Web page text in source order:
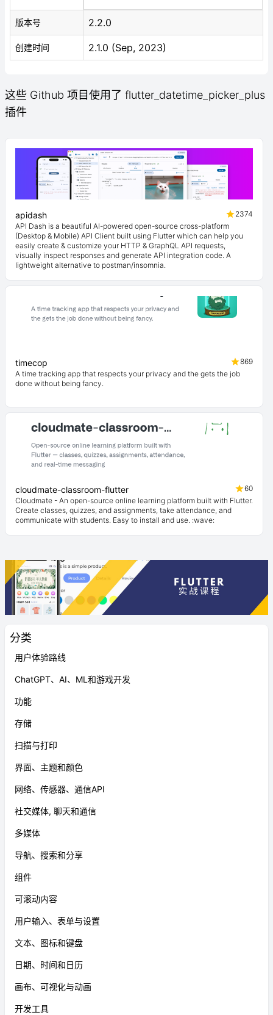
分类
用户体验路线
ChatGPT、AI、ML和游戏开发
功能
存储
扫描与打印
界面、主题和颜色
网络、传感器、通信API
社交媒体, 聊天和通信
多媒体
导航、搜索和分享
组件
可滚动内容
用户输入、表单与设置
文本、图标和键盘
日期、时间和日历
画布、可视化与动画
开发工具
版本号 2.2.0
创建时间 2.1.0 (Sep, 2023)
这些 Github 项目使用了 flutter_datetime_picker_plus
插件
apidash
2374
API Dash is a beautiful AI-powered open-source cross-platform
(Desktop & Mobile) API Client built using Flutter which can help you
easily create & customize your HTTP & GraphQL API requests,
visually inspect responses and generate API integration code. A
lightweight alternative to postman/insomnia.
timecop
869
A time tracking app that respects your privacy and the gets the job
done without being fancy.
cloudmate-classroom-flutter
60
Cloudmate - An open-source online learning platform built with Flutter.
Create classes, quizzes, and assignments, take attendance, and
communicate with students. Easy to install and use. :wave: